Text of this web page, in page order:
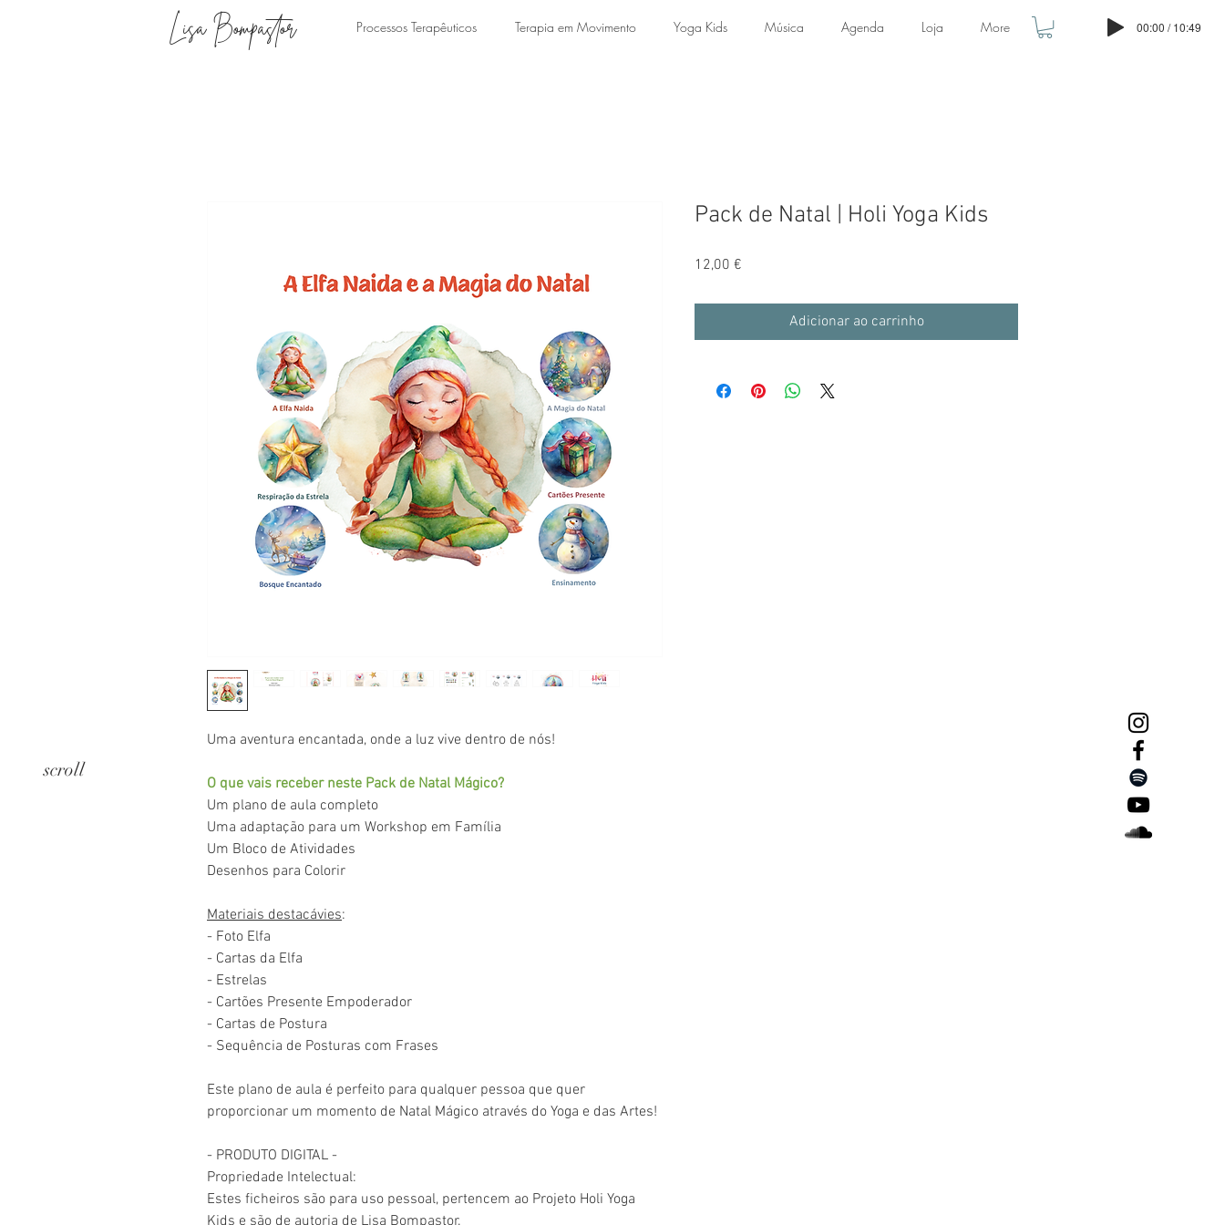
Processos Terapêuticos Terapia em Movimento Yoga Kids Música Agenda Loja More
Lisa Bompastor 00:00 / 10:49
scroll
Uma aventura encantada, onde a luz vive dentro de nós!
O que vais receber neste Pack de Natal Mágico?
Um plano de aula completo
Uma adaptação para um Workshop em Família
Um Bloco de Atividades
Desenhos para Colorir
Materiais destacávies:
- Foto Elfa
- Cartas da Elfa
- Estrelas
- Cartões Presente Empoderador
- Cartas de Postura
- Sequência de Posturas com Frases
Este plano de aula é perfeito para qualquer pessoa que quer
proporcionar um momento de Natal Mágico através do Yoga e das Artes!
- PRODUTO DIGITAL -
Propriedade Intelectual:
Estes ficheiros são para uso pessoal, pertencem ao Projeto Holi Yoga
Pack de Natal | Holi Yoga Kids
12,00 €
Adicionar ao carrinho